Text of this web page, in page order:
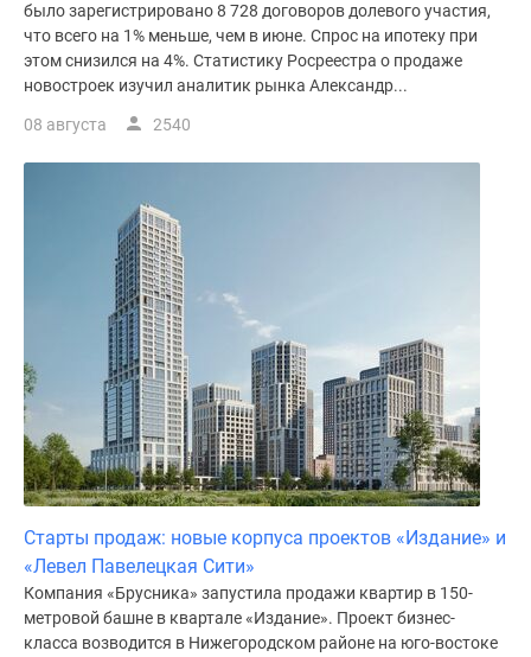
было зарегистрировано 8 728 договоров долевого участия,
что всего на 1% меньше, чем в июне. Спрос на ипотеку при
этом снизился на 4%. Статистику Росреестра о продаже
новостроек изучил аналитик рынка Александр...
08 августа 2540
Старты продаж: новые корпуса проектов «Издание» и
«Левел Павелецкая Сити»
Компания «Брусника» запустила продажи квартир в 150-
метровой башне в квартале «Издание». Проект бизнес-
класса возводится в Нижегородском районе на юго-востоке